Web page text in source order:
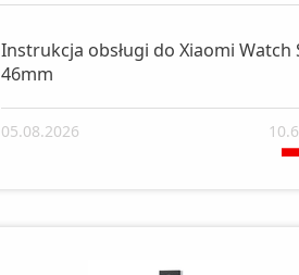
Instrukcja obsługi do Xiaomi Watch
46mm
05.08.2026